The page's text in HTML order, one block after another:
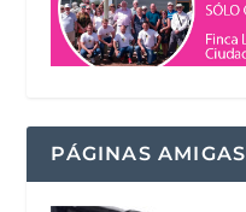
PÁGINAS AMIGAS